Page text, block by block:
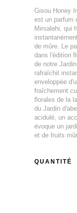
Gisou Honey
est un parfum
Mirsalehi, qui
de mûre. Le
dans l'édition
de notre
rafraîchit
enveloppée
fraîchement
florales de la
du Jardin
acidulé, un
évoque un
et de fruits
QUANTITÉ